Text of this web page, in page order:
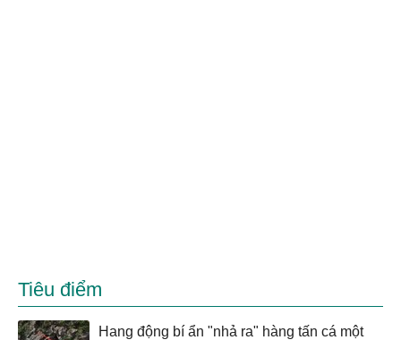
Tiêu điểm
Hang động bí ẩn "nhả ra" hàng tấn cá một